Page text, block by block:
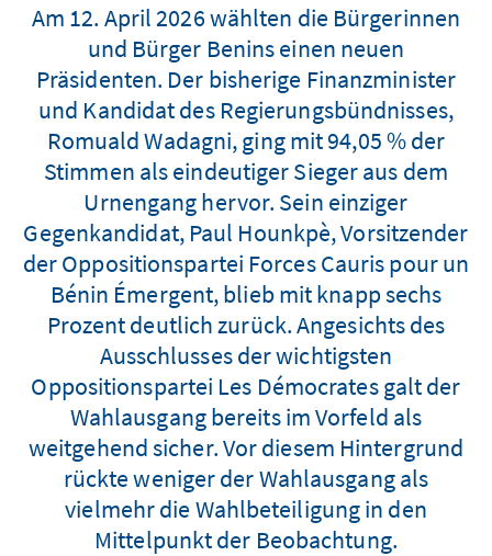
Am 12. April 2026 wählten die Bürgerinnen
und Bürger Benins einen neuen
Präsidenten. Der bisherige Finanzminister
und Kandidat des Regierungsbündnisses,
Romuald Wadagni, ging mit 94,05 % der
Stimmen als eindeutiger Sieger aus dem
Urnengang hervor. Sein einziger
Gegenkandidat, Paul Hounkpè, Vorsitzender
der Oppositionspartei Forces Cauris pour un
Bénin Émergent, blieb mit knapp sechs
Prozent deutlich zurück. Angesichts des
Ausschlusses der wichtigsten
Oppositionspartei Les Démocrates galt der
Wahlausgang bereits im Vorfeld als
weitgehend sicher. Vor diesem Hintergrund
rückte weniger der Wahlausgang als
vielmehr die Wahlbeteiligung in den
Mittelpunkt der Beobachtung.